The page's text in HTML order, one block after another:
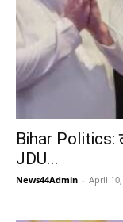
Bihar Politics:
JDU...
News44Admin - April